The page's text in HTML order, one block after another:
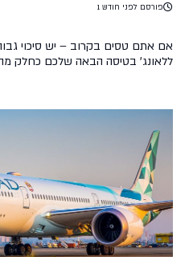
פורסם לפני חודש 1
אם אתם טסים בקרוב – יש סיכוי
כרטיס טיסות סודיות, בעלי כרטיס